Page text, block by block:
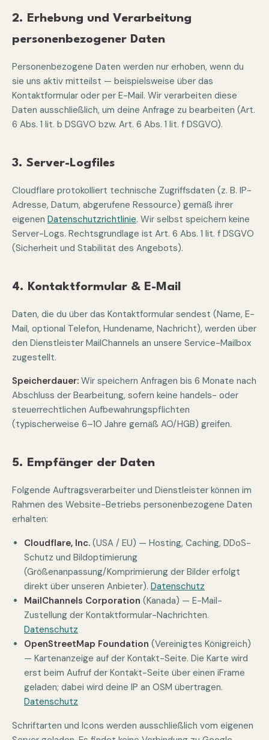
2. Erhebung und Verarbeitung
personenbezogener Daten
Personenbezogene Daten werden nur erhoben, wenn du
sie uns aktiv mitteilst — beispielsweise über das
Kontaktformular oder per E-Mail. Wir verarbeiten diese
Daten ausschließlich, um deine Anfrage zu bearbeiten (Art.
6 Abs. 1 lit. b DSGVO bzw. Art. 6 Abs. 1 lit. f DSGVO).
3. Server-Logfiles
Cloudflare protokolliert technische Zugriffsdaten (z. B. IP-
Adresse, Datum, abgerufene Ressource) gemäß ihrer
eigenen Datenschutzrichtlinie. Wir selbst speichern keine
Server-Logs. Rechtsgrundlage ist Art. 6 Abs. 1 lit. f DSGVO
(Sicherheit und Stabilität des Angebots).
4. Kontaktformular & E-Mail
Daten, die du über das Kontaktformular sendest (Name, E-
Mail, optional Telefon, Hundename, Nachricht), werden über
den Dienstleister MailChannels an unsere Service-Mailbox
zugestellt.
Speicherdauer: Wir speichern Anfragen bis 6 Monate nach
Abschluss der Bearbeitung, sofern keine handels- oder
steuerrechtlichen Aufbewahrungspflichten
(typischerweise 6–10 Jahre gemäß AO/HGB) greifen.
5. Empfänger der Daten
Folgende Auftragsverarbeiter und Dienstleister können im
Rahmen des Website-Betriebs personenbezogene Daten
erhalten:
Cloudflare, Inc. (USA / EU) — Hosting, Caching, DDoS-
Schutz und Bildoptimierung
(Größenanpassung/Komprimierung der Bilder erfolgt
direkt über unseren Anbieter). Datenschutz
MailChannels Corporation (Kanada) — E-Mail-
Zustellung der Kontaktformular-Nachrichten.
Datenschutz
OpenStreetMap Foundation (Vereinigtes Königreich)
— Kartenanzeige auf der Kontakt-Seite. Die Karte wird
erst beim Aufruf der Kontakt-Seite über einen iFrame
geladen; dabei wird deine IP an OSM übertragen.
Datenschutz
Schriftarten und Icons werden ausschließlich vom eigenen